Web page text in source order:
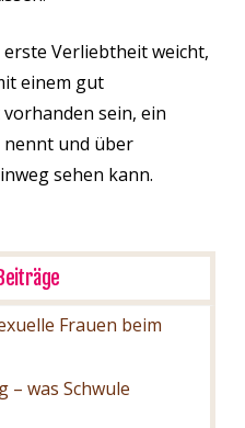
Verliebtheit weicht,
einem gut
sein, ein
nennt und über
sehen kann.
Frauen beim
– was Schwule